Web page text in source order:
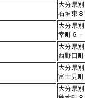
大分県
石垣東
大分県
幸町６
大分県
西野口
大分県
富士見
大分県